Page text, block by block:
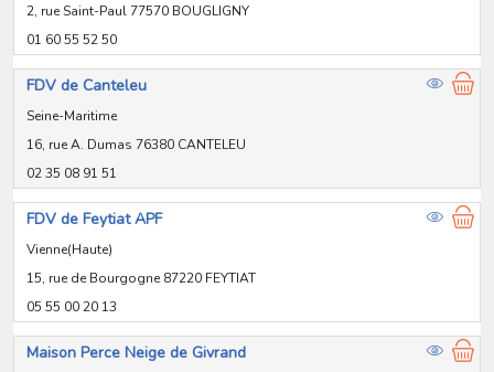
2, rue Saint-Paul 77570 BOUGLIGNY
01 60 55 52 50
FDV de Canteleu
Seine-Maritime
16, rue A. Dumas 76380 CANTELEU
02 35 08 91 51
FDV de Feytiat APF
Vienne(Haute)
15, rue de Bourgogne 87220 FEYTIAT
05 55 00 20 13
Maison Perce Neige de Givrand